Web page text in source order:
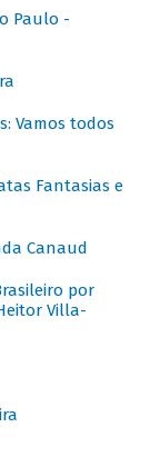
Paulo -
Vamos todos
Fantasias e
Canaud
por
Villa-